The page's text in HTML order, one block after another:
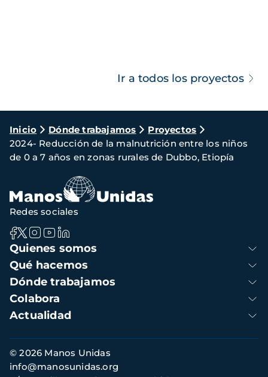
Ir a todos los proyectos
Ruta
de
navegación
Inicio Dónde trabajamos
Proyectos
2024- Reducción de la malnutrición entre los niños
de 0 a 7 años en zonas rurales de Dubbo, Etiopía
Navegación
principal
Quienes somos
Qué hacemos
Dónde trabajamos
Colabora
Actualidad
Redes sociales
Información
de
contacto
© 2026 Manos Unidas
info@manosunidas.org